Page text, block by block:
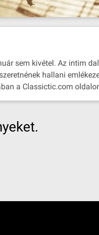
sem kivétel. Az intim
hallani
a Classictic.com